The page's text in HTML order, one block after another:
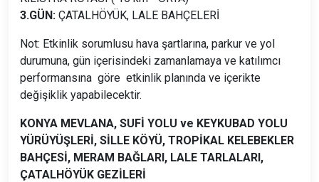
3.GÜN: ÇATALHÖYÜK, LALE BAHÇELERİ
Not: Etkinlik sorumlusu hava şartlarına, parkur ve yol
durumuna, gün içerisindeki zamanlamaya ve katılımcı
performansına göre etkinlik planında ve içerikte
değişiklik yapabilecektir.
KONYA MEVLANA, SUFİ YOLU ve KEYKUBAD YOLU
YÜRÜYÜŞLERİ, SİLLE KÖYÜ, TROPİKAL KELEBEKLER
BAHÇESİ, MERAM BAĞLARI, LALE TARLALARI,
ÇATALHÖYÜK GEZİLERİ